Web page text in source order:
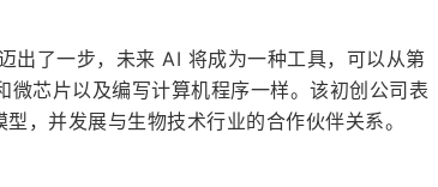
了一步，未来 AI 将成为一种工具，可以从第
芯片以及编写计算机程序一样。该初创公司表
，并发展与生物技术行业的合作伙伴关系。